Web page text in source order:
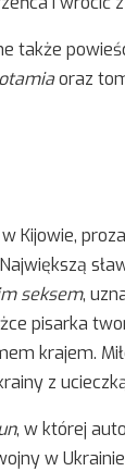
także
oraz
Kijowie,
seksem,
pisarka
krajem.
z
, w której
w